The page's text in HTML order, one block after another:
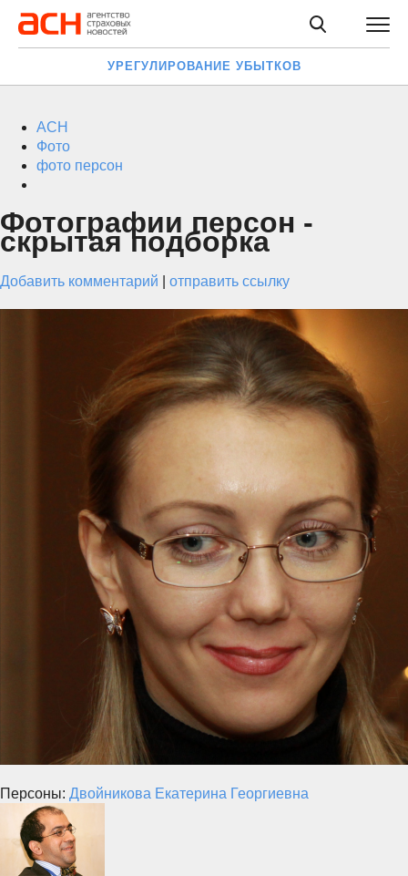
УРЕГУЛИРОВАНИЕ УБЫТКОВ
АСН
Фото
фото персон
Фотографии персон -
скрытая подборка
Добавить комментарий отправить ссылку
Персоны: Двойникова Екатерина Георгиевна